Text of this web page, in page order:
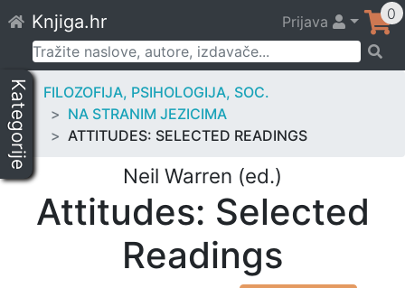
to
content
Knjiga.hr Prijava 0
Pretraži:
Kategorije
FILOZOFIJA, PSIHOLOGIJA, SOC.
NA STRANIM JEZICIMA
ATTITUDES: SELECTED READINGS
Neil Warren (ed.)
Attitudes: Selected
Readings